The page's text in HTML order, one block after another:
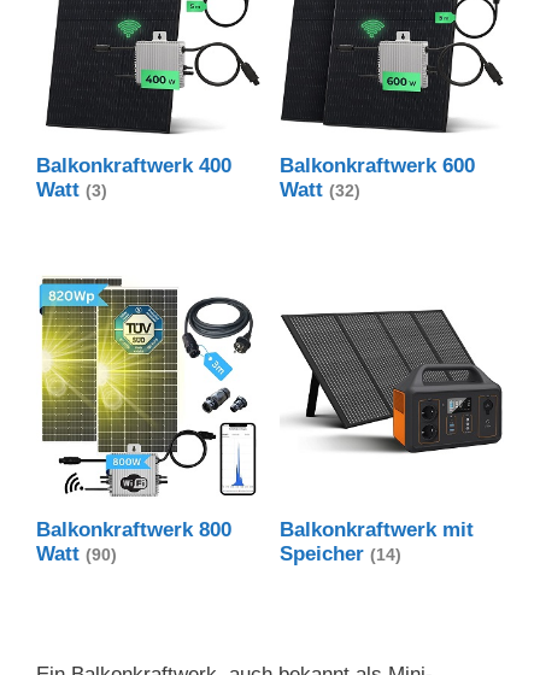
Balkonkraftwerk 400
Watt (3)
Balkonkraftwerk 600
Watt (32)
Balkonkraftwerk 800
Watt (90)
Balkonkraftwerk mit
Speicher (14)